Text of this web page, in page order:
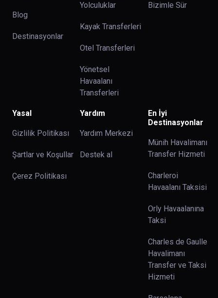
Blog
Destinasyonlar
Yolculuklar
Kayak Transferleri
Otel Transferleri
Yönetsel
Havaalanı
Transferleri
Bizimle Sür
Yasal
Gizlilik Politikası
Şartlar ve Koşullar
Çerez Politikası
Yardım
Yardım Merkezi
Destek al
En İyi
Destinasyonlar
Münih Havalimanı
Transfer Hizmeti
Charleroi
Havaalanı Taksisi
Orly Havaalanına
Taksi
Charles de Gaulle
Havalimanı
Transfer ve Taksi
Hizmeti